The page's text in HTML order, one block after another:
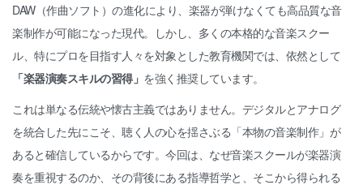
DAW（作曲ソフト）の進化により、楽器が弾けなくても高品質な音
楽制作が可能になった現代。しかし、多くの本格的な音楽スクー
ル、特にプロを目指す人々を対象とした教育機関では、依然として
「楽器演奏スキルの習得」 を強く推奨しています。
これは単なる伝統や懐古主義ではありません。デジタルとアナログ
を統合した先にこそ、聴く人の心を揺さぶる「本物の音楽制作」が
あると確信しているからです。今回は、なぜ音楽スクールが楽器演
奏を重視するのか、その背後にある指導哲学と、そこから得られる